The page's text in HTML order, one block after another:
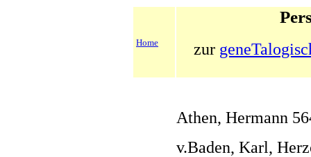
Home zur
Athen, Hermann
v.Baden, Karl,